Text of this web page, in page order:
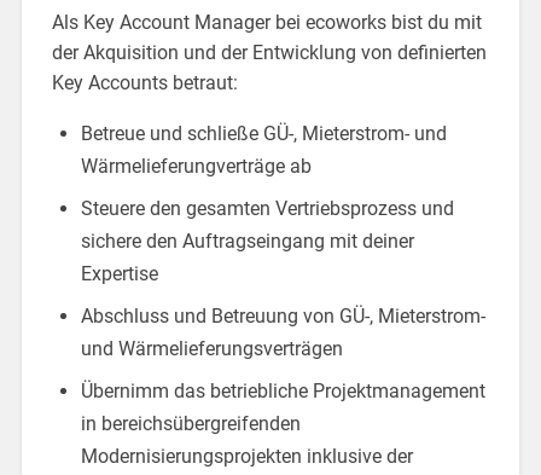
Als Key Account Manager bei ecoworks bist du mit
der Akquisition und der Entwicklung von definierten
Key Accounts betraut:
Betreue und schließe GÜ-, Mieterstrom- und
Wärmelieferungverträge ab
Steuere den gesamten Vertriebsprozess und
sichere den Auftragseingang mit deiner
Expertise
Abschluss und Betreuung von GÜ-, Mieterstrom-
und Wärmelieferungsverträgen
Übernimm das betriebliche Projektmanagement
in bereichsübergreifenden
Modernisierungsprojekten inklusive der